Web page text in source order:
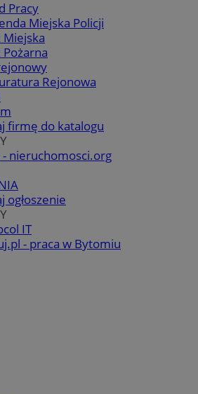
Pracy
Miejska Policji
Miejska
Pożarna
Rejonowa
firmę do katalogu
- nieruchomosci.org
ogłoszenie
IT
- praca w Bytomiu